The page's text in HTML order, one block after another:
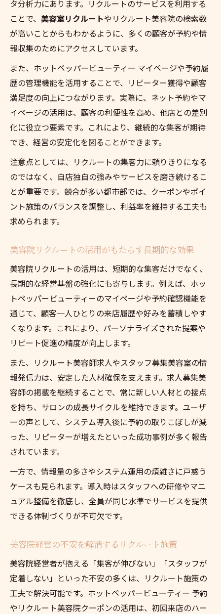
タ分析力にあります。リクルートのサービスを利用する
ことで、 美容室リクルートやリクルート美容院の検索数
が高いことからもわかるように、多くの顧客が予約や情
報収集のためにアクセスしています。
また、ホットペッパービューティー マイページや予約履
歴の管理機能を活用することで、リピーター獲得や顧客
満足度の向上につながります。実際に、ネット予約やマ
イページの活用は、顧客の利便性を高め、他店との差別
化に役立つ要素です。これにより、継続的な集客が期待
でき、経営の安定化を図ることができます。
注意点としては、リクルートの集客力に頼りきりになる
のではなく、自店独自の強みやサービスを磨き続けるこ
とが重要です。競合が多い都市部では、クーポンやポイ
ント施策のバランスを調整し、利益率を維持する工夫も
求められます。
美容院リクルートの活用がもたらす長期的な効果
美容院リクルートの活用は、短期的な集客だけでなく、
長期的な経営基盤の強化にも寄与します。例えば、ホッ
トペッパービューティーのマイページや予約確認機能を
通じて、顧客一人ひとりの来店履歴や好みを蓄積しやす
くなります。これにより、パーソナライズされた提案や
リピート促進の精度が向上します。
また、リクルート美容師求人やスタッフ募集美容室の情
報発信力は、安定した人材確保を支えます。求人募集美
容師の掲載を継続することで、常に新しい人材との接点
を持ち、サロンの成長サイクルを維持できます。ユーザ
ーの声として、システム導入後に予約の取りこぼしが減
った、リピーターが増えたといった成功事例が多く報告
されています。
一方で、情報量の多さやシステム運用の煩雑さに戸惑う
ケースも見られます。導入時はスタッフへの研修やマニ
ュアル整備を徹底し、全員が同じ水準でサービスを提供
できる体制づくりが不可欠です。
美容院経営の不安を解消するリクルート施策
美容院経営者が抱える「集客が伸びない」「スタッフが
定着しない」といった不安の多くは、リクルート施策の
工夫で解決可能です。ホットペッパービューティー 予約
やリクルート美容院クーポンの活用は、初回来店のハー